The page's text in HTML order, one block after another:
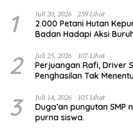
1 Juli 20, 2026 239 Lihat
2.000 Petani Hutan
Badan Hadapi Aksi
2 Juli 25, 2026 107 Lihat
Perjuangan Rafi, Driver
Penghasilan Tak
3 Juli 14, 2026 105 Lihat
Duga’an pungutan SMP
purna siswa.